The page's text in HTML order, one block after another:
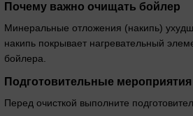
Почему важно очищать бойлер
Минеральные отложения (накипь)
накипь покрывает нагревательный
бойлера.
Подготовительные мероприятия
Перед очисткой выполните